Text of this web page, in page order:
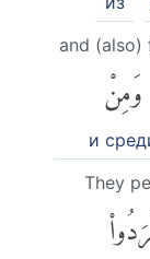
and (also)
وَمِنْ
и
They